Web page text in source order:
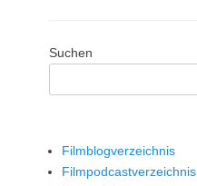
Suchen
Filmblogverzeichnis
Filmpodcastverzeichnis